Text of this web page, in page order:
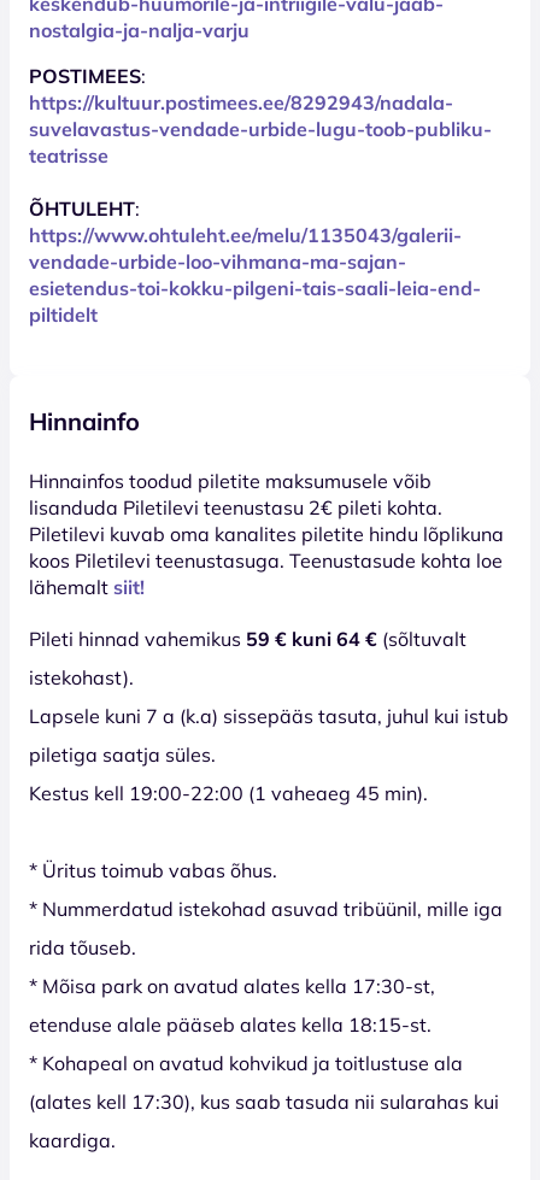
nostalgia-ja-nalja-varju
POSTIMEES:
https://kultuur.postimees.ee/8292943/nadala-
suvelavastus-vendade-urbide-lugu-toob-publiku-
teatrisse
ÕHTULEHT:
https://www.ohtuleht.ee/melu/1135043/galerii-
vendade-urbide-loo-vihmana-ma-sajan-
esietendus-toi-kokku-pilgeni-tais-saali-leia-end-
piltidelt
Hinnainfo
Hinnainfos toodud piletite maksumusele võib
lisanduda Piletilevi teenustasu 2€ pileti kohta.
Piletilevi kuvab oma kanalites piletite hindu lõplikuna
koos Piletilevi teenustasuga. Teenustasude kohta loe
lähemalt siit!
Pileti hinnad vahemikus 59 € kuni 64 € (sõltuvalt
istekohast).
Lapsele kuni 7 a (k.a) sissepääs tasuta, juhul kui istub
piletiga saatja süles.
Kestus kell 19:00-22:00 (1 vaheaeg 45 min).
* Üritus toimub vabas õhus.
* Nummerdatud istekohad asuvad tribüünil, mille iga
rida tõuseb.
* Mõisa park on avatud alates kella 17:30-st,
etenduse alale pääseb alates kella 18:15-st.
* Kohapeal on avatud kohvikud ja toitlustuse ala
(alates kell 17:30), kus saab tasuda nii sularahas kui
kaardiga.